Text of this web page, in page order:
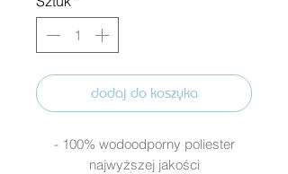
dodaj do koszyka
- 100% wodoodporny poliester
najwyższej jakości